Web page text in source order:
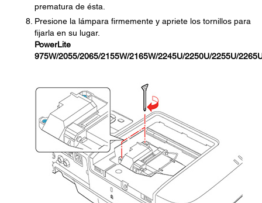
prematura de ésta.
Presione la lámpara firmemente y apriete los tornillos para
fijarla en su lugar.
PowerLite
975W/2055/2065/2155W/2165W/2245U/2250U/2255U/